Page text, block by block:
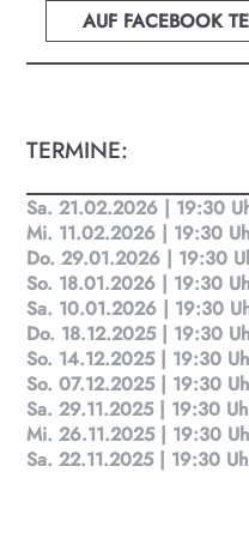
AUF FACEBOOK
TERMINE:
Sa. 21.02.2026 | 19:30
Mi. 11.02.2026 | 19:30
Do. 29.01.2026 | 19:30
So. 18.01.2026 | 19:30
Sa. 10.01.2026 | 19:30
Do. 18.12.2025 | 19:30
So. 14.12.2025 | 19:30
So. 07.12.2025 | 19:30
Sa. 29.11.2025 | 19:30
Mi. 26.11.2025 | 19:30
Sa. 22.11.2025 | 19:30
KULTplan ABO
Kultur in
Finde täglich bis zu 50
und Land Salzburg. Ob
oder Musik bei uns
für Menschen von 0-